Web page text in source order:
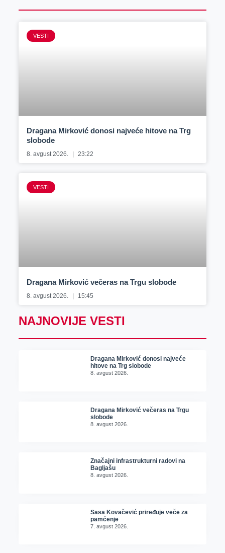
VESTI
Dragana Mirković donosi najveće hitove na Trg
slobode
8. avgust 2026. 23:22
VESTI
Dragana Mirković večeras na Trgu slobode
8. avgust 2026. 15:45
NAJNOVIJE VESTI
Dragana Mirković donosi najveće
hitove na Trg slobode
8. avgust 2026.
Dragana Mirković večeras na Trgu
slobode
8. avgust 2026.
Značajni infrastrukturni radovi na
Bagljašu
8. avgust 2026.
Sasa Kovačević priređuje veče za
pamćenje
7. avgust 2026.